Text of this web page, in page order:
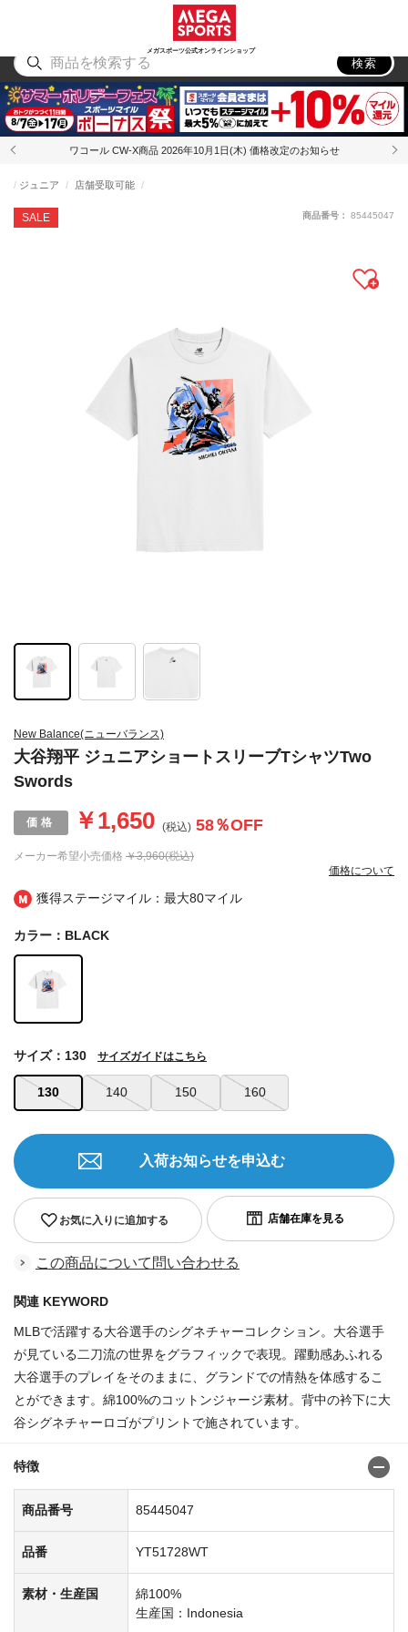
メガスポーツ公式オンラインショップ
アウトドア
検索
ワコール CW-X商品 2026年10月1日(木) 価格改定のお知らせ
獲得ステージマイル：最大80マイル
New Balance(ニューバランス)
大谷翔平 ジュニアショートスリーブTシャツTwo
Swords
SALE
ジュニア 店舗受取可能
メーカー希望小売価格 ￥3,960(税込)
￥1,650 (税込) 58％OFF
価格について
商品番号： 85445047
カラー：BLACK
130 140 150 160
サイズ：130 サイズガイドはこちら
お気に入りに追加する
入荷お知らせを申込む
この商品について問い合わせる
関連 KEYWORD
MLBで活躍する大谷選手のシグネチャーコレクション。大谷選手
が見ている二刀流の世界をグラフィックで表現。躍動感あふれる
大谷選手のプレイをそのままに、グランドでの情熱を体感するこ
とができます。綿100%のコットンジャージ素材。背中の衿下に大
谷シグネチャーロゴがプリントで施されています。
特徴
商品番号 85445047
品番 YT51728WT
素材・生産国
綿100%
生産国：Indonesia